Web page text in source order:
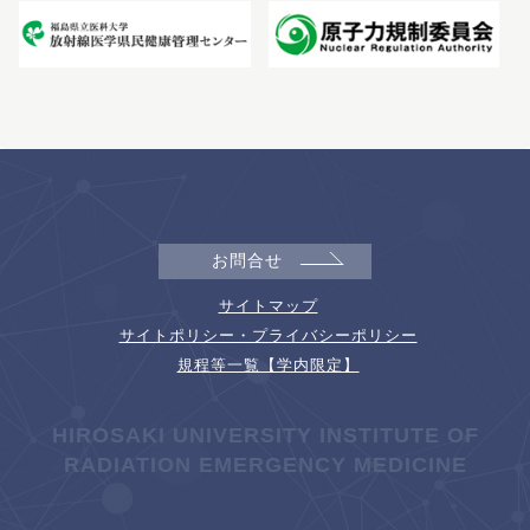
お問合せ
サイトマップ
サイトポリシー・プライバシーポリシー
規程等一覧【学内限定】
HIROSAKI UNIVERSITY INSTITUTE OF
RADIATION EMERGENCY MEDICINE